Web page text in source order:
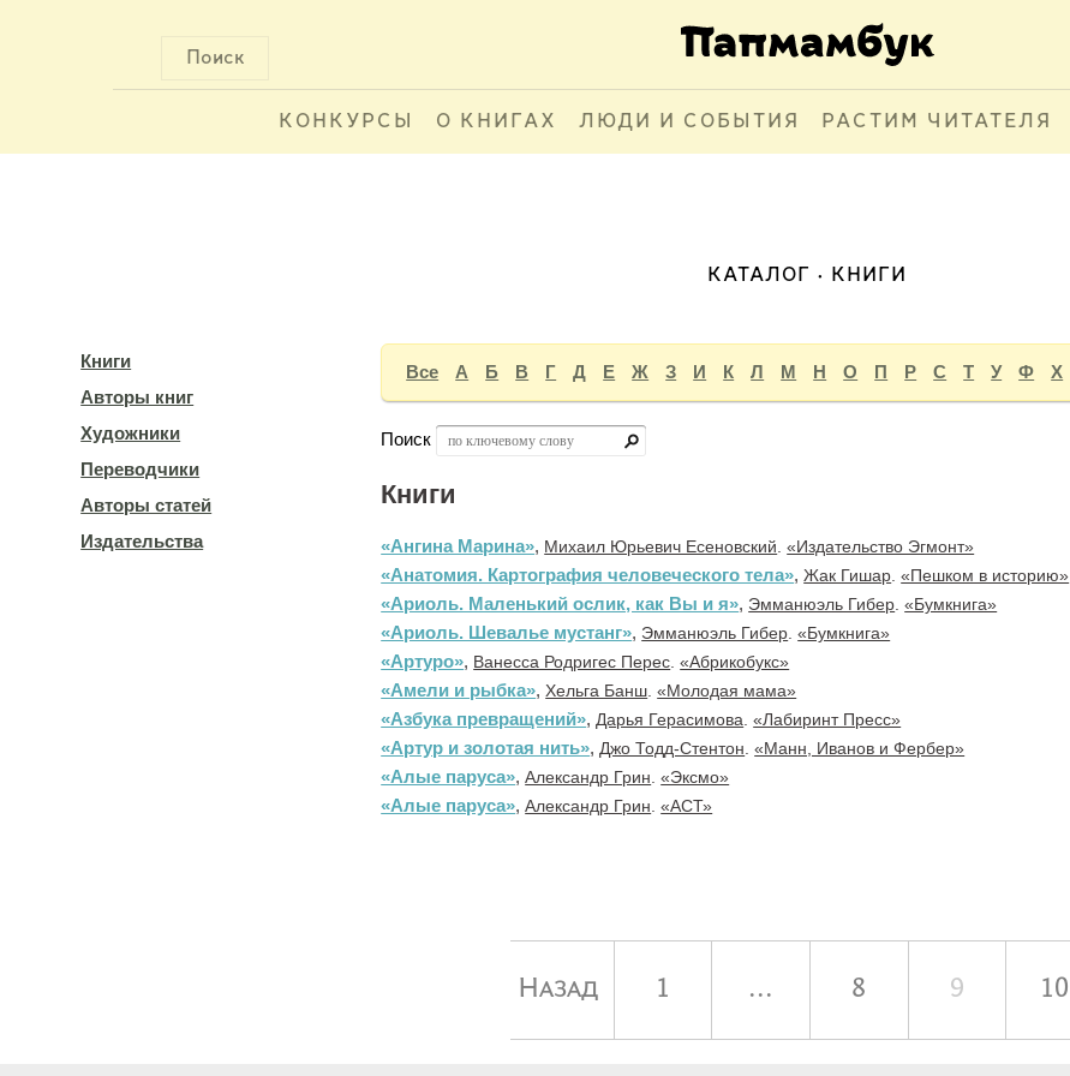
Поиск
КОНКУРСЫ О КНИГАХ ЛЮДИ И СОБЫТИЯ РАСТИМ ЧИТАТЕЛЯ
КАТАЛОГ КНИГИ
Книги
Авторы книг
Художники
Переводчики
Авторы статей
Издательства
Все А Б В Г Д Е Ж З И К Л М Н О П Р С Т У Ф Х
Поиск
Книги
«Ангина Марина», Михаил Юрьевич Есеновский «Издательство Эгмонт»
«Анатомия. Картография человеческого тела»,Жак Гишар «Пешком в историю»
«Ариоль. Маленький ослик, как Вы и я», Эмманюэль Гибер «Бумкнига»
«Ариоль. Шевалье мустанг», Эмманюэль Гибер «Бумкнига»
«Артуро», Ванесса Родригес Перес «Абрикобукс»
«Амели и рыбка», Хельга Банш «Молодая мама»
«Азбука превращений», Дарья Герасимова «Лабиринт Пресс»
«Артур и золотая нить», Джо Тодд-Стентон «Манн, Иванов и Фербер»
«Алые паруса»,Александр Грин «Эксмо»
«Алые паруса»,Александр Грин «АСТ»
Назад 1 ... 8 9 10